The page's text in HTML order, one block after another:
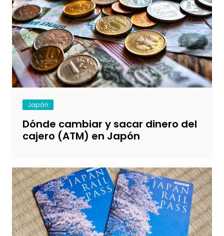
Japón
Dónde cambiar y sacar dinero del
cajero (ATM) en Japón